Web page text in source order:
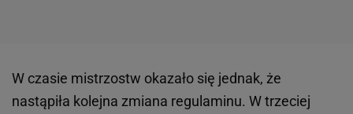
W czasie mistrzostw okazało się jednak, że
nastąpiła kolejna zmiana regulaminu. W trzeciej